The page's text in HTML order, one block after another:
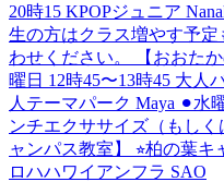
20時15 KPOPジュニア
生の方はクラス増やす予
わせください。 【おおたか
曜日 12時45〜13時45 大人
人テーマパーク Maya ⚫︎水
ンチエクササイズ（もし
ャンパス教室】 ⭐︎柏の葉キ
ロハハワイアンフラ SAO